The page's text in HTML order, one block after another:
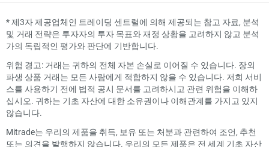
*제3자 제공업체인 트레이딩 센트럴에 의해 제공되는 참고 자료, 분석
및 거래 전략은 투자자의 투자 목표와 재정 상황을 고려하지 않고 분석
가의 독립적인 평가와 판단에 기반합니다.
위험 경고: 거래는 귀하의 전체 자본 손실로 이어질 수 있습니다. 장외
파생 상품 거래는 모든 사람에게 적합하지 않을 수 있습니다. 저희 서비
스를 사용하기 전에 법적 공시 문서를 고려하시고 관련 위험을 이해하
십시오. 귀하는 기초 자산에 대한 소유권이나 이해관계를 가지고 있지
않습니다.
Mitrade는 우리의 제품을 취득, 보유 또는 처분과 관련하여 조언, 추천
또는 의견을 발행하지 않습니다. 우리의 모든 제품은 전 세계 기초 자산